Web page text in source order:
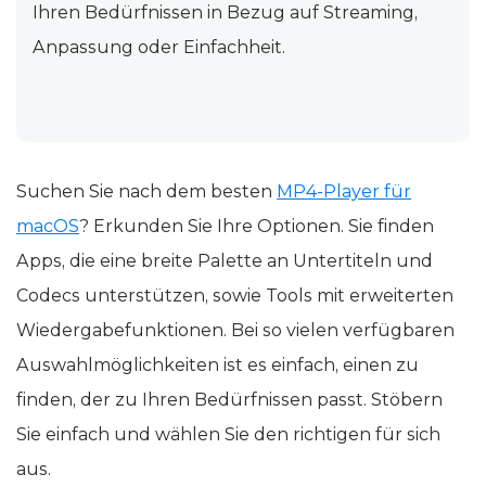
Ihren Bedürfnissen in Bezug auf Streaming,
Anpassung oder Einfachheit.
Suchen Sie nach dem besten MP4-Player für
macOS? Erkunden Sie Ihre Optionen. Sie finden
Apps, die eine breite Palette an Untertiteln und
Codecs unterstützen, sowie Tools mit erweiterten
Wiedergabefunktionen. Bei so vielen verfügbaren
Auswahlmöglichkeiten ist es einfach, einen zu
finden, der zu Ihren Bedürfnissen passt. Stöbern
Sie einfach und wählen Sie den richtigen für sich
aus.